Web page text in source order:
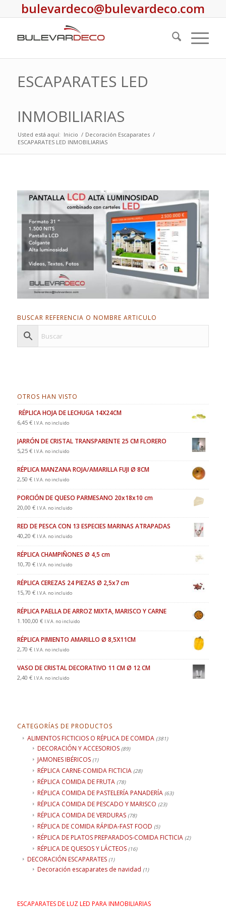
bulevardeco@bulevardeco.com
ESCAPARATES LED
INMOBILIARIAS
Usted está aquí: Inicio / Decoración Escaparates /
ESCAPARATES LED INMOBILIARIAS
BUSCAR REFERENCIA O NOMBRE ARTICULO
OTROS HAN VISTO
RÉPLICA HOJA DE LECHUGA 14X24CM
6,45 € I.V.A. no incluido
JARRÓN DE CRISTAL TRANSPARENTE 25 CM FLORERO
5,25 € I.V.A. no incluido
RÉPLICA MANZANA ROJA/AMARILLA FUJI Ø 8CM
2,50 € I.V.A. no incluido
PORCIÓN DE QUESO PARMESANO 20x18x10 cm
20,00 € I.V.A. no incluido
RED DE PESCA CON 13 ESPECIES MARINAS ATRAPADAS
40,20 € I.V.A. no incluido
RÉPLICA CHAMPIÑONES Ø 4,5 cm
10,70 € I.V.A. no incluido
RÉPLICA CEREZAS 24 PIEZAS Ø 2,5x7 cm
15,70 € I.V.A. no incluido
RÉPLICA PAELLA DE ARROZ MIXTA, MARISCO Y CARNE
1.100,00 € I.V.A. no incluido
RÉPLICA PIMIENTO AMARILLO Ø 8,5X11CM
2,70 € I.V.A. no incluido
VASO DE CRISTAL DECORATIVO 11 CM Ø 12 CM
2,40 € I.V.A. no incluido
CATEGORÍAS DE PRODUCTOS
ALIMENTOS FICTICIOS O RÉPLICA DE COMIDA (381)
DECORACIÓN Y ACCESORIOS (89)
JAMONES IBÉRICOS (1)
RÉPLICA CARNE-COMIDA FICTICIA (28)
RÉPLICA COMIDA DE FRUTA (78)
RÉPLICA COMIDA DE PASTELERÍA PANADERÍA (63)
RÉPLICA COMIDA DE PESCADO Y MARISCO (23)
RÉPLICA COMIDA DE VERDURAS (78)
RÉPLICA DE COMIDA RÁPIDA-FAST FOOD (5)
RÉPLICA DE PLATOS PREPARADOS-COMIDA FICTICIA (2)
RÉPLICA DE QUESOS Y LÁCTEOS (16)
DECORACIÓN ESCAPARATES (1)
Decoración escaparates de navidad (1)
ESCAPARATES DE LUZ LED PARA INMOBILIARIAS